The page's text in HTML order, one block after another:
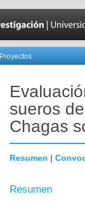
Proyectos
sueros
Chagas
Resumen |
Resumen